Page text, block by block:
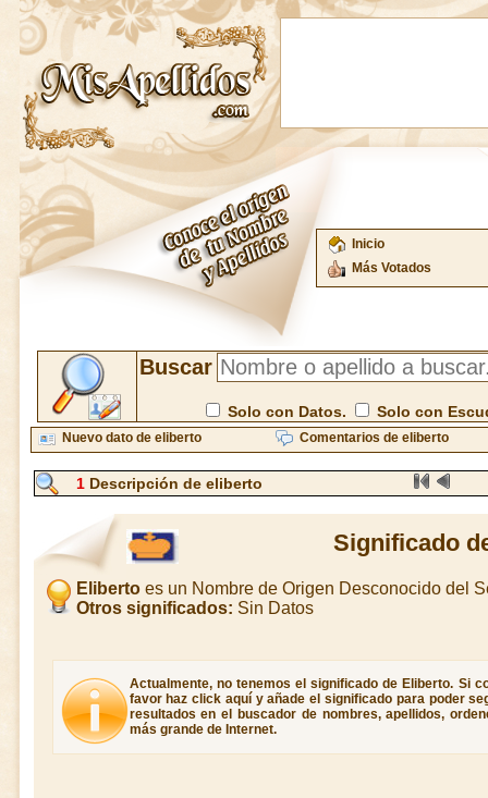
Inicio
Más Votados
Buscar
Solo con Datos. Solo con
Nuevo dato de eliberto Comentarios de eliberto
1 Descripción de eliberto
Significado
Elibertoes un Nombre de Origen Desconocido del
Otros significados: Sin Datos
Actualmente, no tenemos el significado de Eliberto. Si
favor haz click aquí y añade el significado para poder
resultados en el buscador de nombres, apellidos,
más grande de Internet.